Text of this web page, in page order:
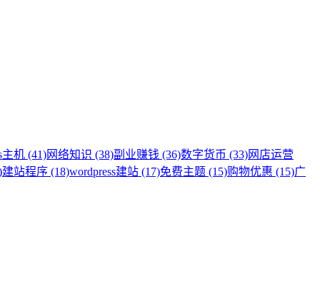
主机 (41)网络知识 (38)副业赚钱 (36)数字货币 (33)网店运营
建站程序 (18)wordpress建站 (17)免费主题 (15)购物优惠 (15)广